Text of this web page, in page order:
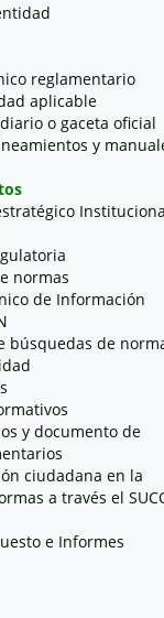
reglamentario
aplicable
o gaceta oficial
y
normas
de Información
búsquedas de
y documento de
ciudadana en la
a través el
e Informes